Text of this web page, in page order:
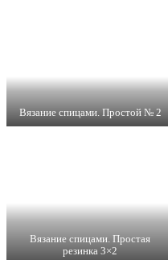
Вязание спицами. Простой № 2
Вязание спицами. Простая
резинка 3×2